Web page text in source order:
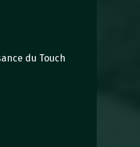
du Touch